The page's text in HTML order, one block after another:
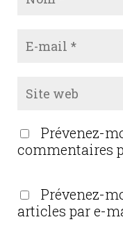
Prévenez-
commentaires
Prévenez-
articles par e-